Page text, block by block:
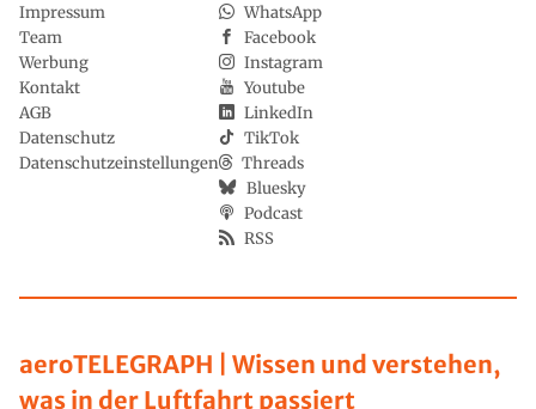
aeroTELEGRAPH | Wissen und verstehen,
was in der Luftfahrt passiert
Impressum
Team
Werbung
Kontakt
AGB
Datenschutz
Datenschutzeinstellungen
WhatsApp
Facebook
Instagram
Youtube
LinkedIn
TikTok
Threads
Bluesky
Podcast
RSS